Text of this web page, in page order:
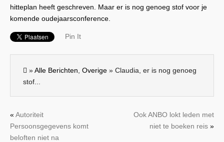
hitteplan heeft geschreven. Maar er is nog genoeg stof voor je
komende oudejaarsconference.
Pin It
»Alle Berichten Overige » Claudia, er is nog genoeg
stof...
« Autoriteit
Persoonsgegevens komt
beloften niet na
Ook ANBO lokt leden met
niet te boeken reis »